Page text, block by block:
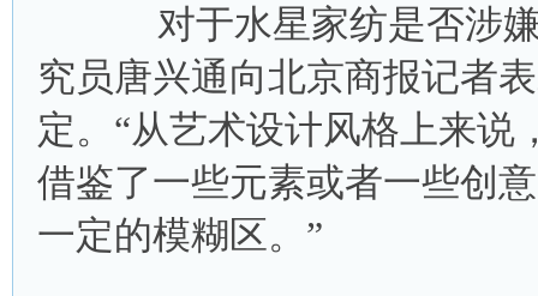
对于水星家纺是否涉嫌
究员唐兴通向北京商报记者
定。“从艺术设计风格上来
借鉴了一些元素或者一些创
一定的模糊区。”